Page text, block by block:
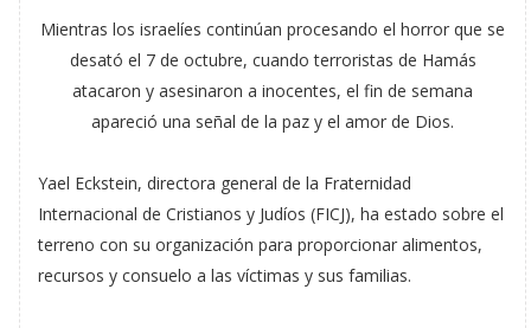
Mientras los israelíes continúan procesando el horror que se
desató el 7 de octubre, cuando terroristas de Hamás
atacaron y asesinaron a inocentes, el fin de semana
apareció una señal de la paz y el amor de Dios.
Yael Eckstein, directora general de la Fraternidad
Internacional de Cristianos y Judíos (FICJ), ha estado sobre el
terreno con su organización para proporcionar alimentos,
recursos y consuelo a las víctimas y sus familias.